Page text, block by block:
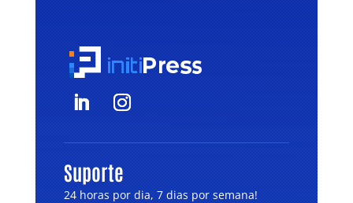
Suporte
24 horas por dia, 7 dias por semana!